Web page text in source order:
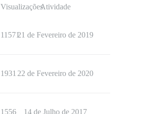
VisualizaçõesAtividade
1157121 de Fevereiro de 2019
1931 22 de Fevereiro de 2020
1556 14 de Julho de 2017